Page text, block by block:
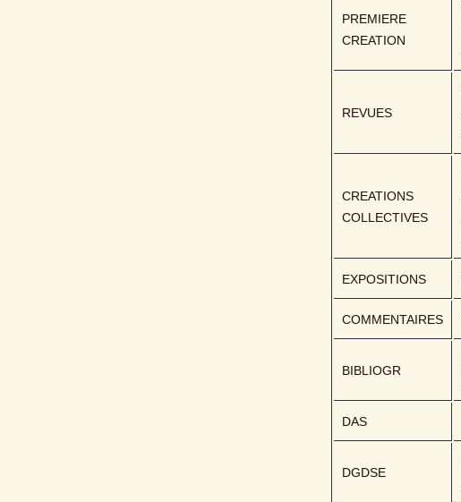
PREMIERE
CREATION
REVUES
CREATIONS
COLLECTIVES
EXPOSITIONS
COMMENTAIRES
BIBLIOGR
DAS
DGDSE